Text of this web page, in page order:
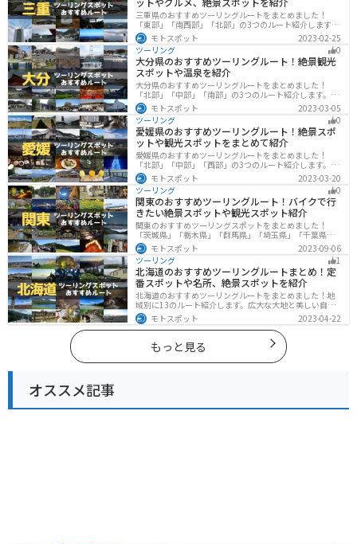
三重県のおすすめツーリングルートをまとめました！
「東部」「南西部」「北部」の3つのルート紹介します。
標高の高いスカイラインからリアス式海岸まであるの
で、飽きることなくツーリングを堪能できます。バイク
で三重県にツーリングに行く際は参考にしてください。
モトスポット
2023-02-25
ツーリング
0
大分県のおすすめツーリングルート！絶景観光
スポットや温泉を紹介
大分県のおすすめツーリングルートをまとめました！
「北部」「中部」「南部」の3つのルート紹介します。阿
蘇の雄大な自然を満喫できるスポットや温泉を満喫する
ツーリングができます。バイクで大分県にツーリングに
行く際は参考にしてください。
モトスポット
2023-03-05
ツーリング
0
愛媛県のおすすめツーリングルート！絶景スポ
ットや観光スポットをまとめて紹介
愛媛県のおすすめツーリングルートをまとめました！
「北部」「中部」「西部」の3つのルート紹介します。山
や海といった自然だけでなく、気軽に渡れる島もあり
様々な楽しみ方ができます。バイクで愛媛県にツーリン
グに行く際は参考にしてください。
モトスポット
2023-03-20
ツーリング
0
関東のおすすめツーリングルート！バイクで行
きたい絶景スポットや観光スポット紹介
関東のおすすめツーリングスポットをまとめました！
「茨城県」「栃木県」「群馬県」「埼玉県」「千葉県」
「東京都」「神奈川県」の各県の観光地紹介します。自
然豊かな山々や湖、温泉地が点在し、四季折々の景色を
楽しめるスポットが多数あります。バイクで関東にツー
リングに行く際は参考にしてください。
モトスポット
2023-09-06
ツーリング
1
北海道のおすすめツーリングルートまとめ！定
番スポットや名所、絶景スポットを紹介
北海道のおすすめツーリングルートをまとめました！地
域別に13のルート紹介します。広大な大地と美しい自然
が広がり、四季折々の魅力を楽しめる観光スポットが数
多くあります。バイクで北海道にツーリングに行く際は
参考にしてください。
モトスポット 2023-04-22
もっと見る
オススメ記事